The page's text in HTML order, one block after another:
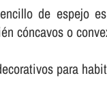
de espejo
cóncavos o
para